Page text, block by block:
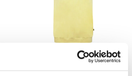
Charlie Choe Women's